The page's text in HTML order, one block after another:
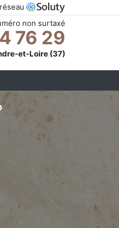
non surtaxé
76 29
et-Loire (37)